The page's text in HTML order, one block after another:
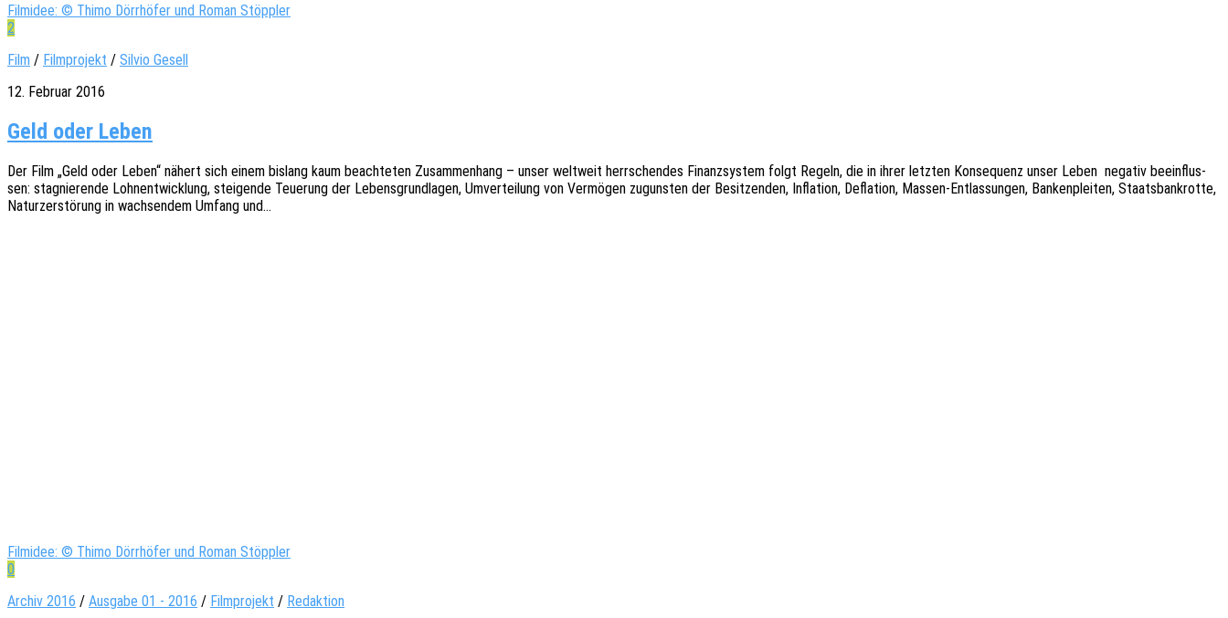
Filmidee: © Thimo Dörrhöfer und Roman Stöppler
2
Film / Filmprojekt / Silvio Gesell
12. Februar 2016
Geld oder Leben
Der Film „Geld oder Leben“ nähert sich einem bislang kaum beach­te­ten Zusam­men­hang – unser welt­weit herr­schen­des Finanz­sys­tem folgt Regeln, die in ihrer letz­ten Konse­quenz unser Leben nega­tiv beein­flus­
sen: stagnie­ren­de Lohn­ent­wick­lung, stei­gen­de Teue­rung der Lebens­grund­la­gen, Umver­tei­lung von Vermö­gen zuguns­ten der Besit­zen­den, Infla­ti­on, Defla­ti­on, Massen-Entlas­­sun­­gen, Banken­plei­ten, Staats­bank­rot­te,
Natur­zer­stö­rung in wach­sen­dem Umfang und…
Filmidee: © Thimo Dörrhöfer und Roman Stöppler
0
Archiv 2016 / Ausgabe 01 - 2016 / Filmprojekt / Redaktion